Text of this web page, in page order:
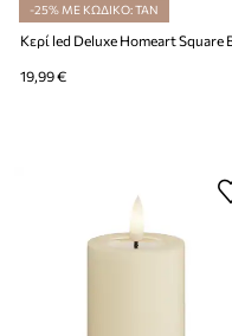
-25% ΜΕ ΚΩΔΙΚΟ: TAN
19,99 €